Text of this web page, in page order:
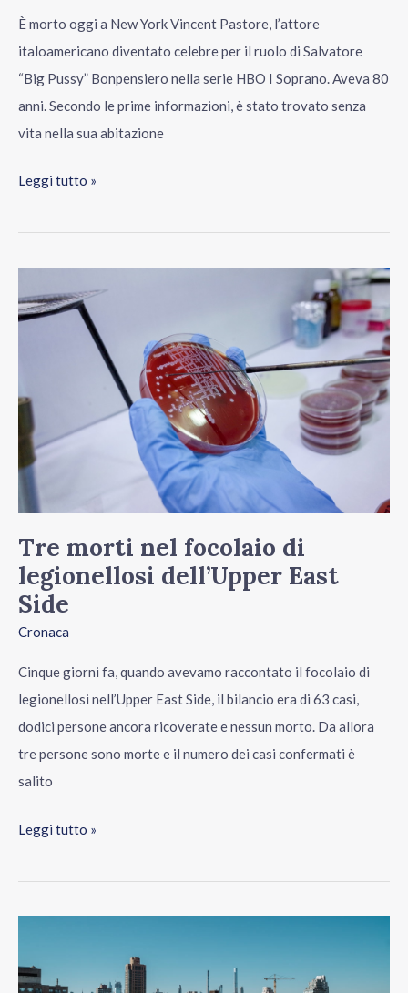
È morto oggi a New York Vincent Pastore, l’attore
italoamericano diventato celebre per il ruolo di Salvatore
“Big Pussy” Bonpensiero nella serie HBO I Soprano. Aveva 80
anni. Secondo le prime informazioni, è stato trovato senza
vita nella sua abitazione
Leggi tutto »
Tre morti nel focolaio di
legionellosi dell’Upper East
Side
Cronaca
Cinque giorni fa, quando avevamo raccontato il focolaio di
legionellosi nell’Upper East Side, il bilancio era di 63 casi,
dodici persone ancora ricoverate e nessun morto. Da allora
tre persone sono morte e il numero dei casi confermati è
salito
morti
legionellosi
dell’Upper
East
Leggi tutto »
legionellosi